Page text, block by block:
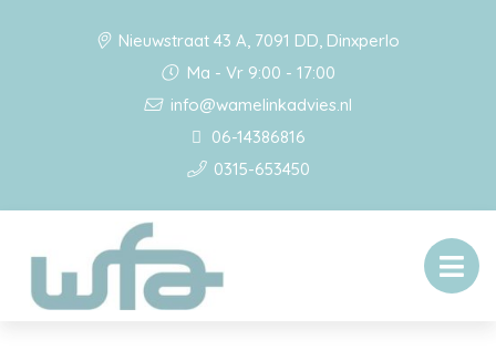
Nieuwstraat 43 A, 7091 DD, Dinxperlo
Ma - Vr 9:00 - 17:00
info@wamelinkadvies.nl
06-14386816
0315-653450